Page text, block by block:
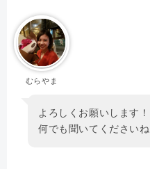
むらやま
よろしくお願いします！
何でも聞いてくださいね